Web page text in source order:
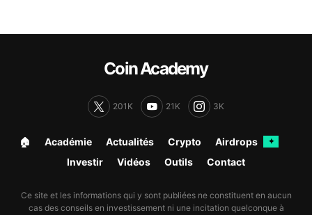
Coin Academy
201K 21K 3K
🏠︎ Académie Actualités Crypto Airdrops ✦
Investir Vidéos Outils Contact
Ce site et les informations qui y sont publiées ne constituent en aucun
cas des conseils en investissement ni une incitation quelconque à